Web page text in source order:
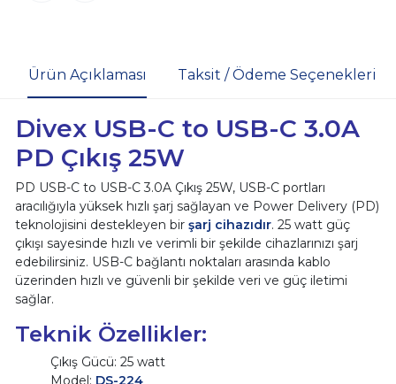
Ürün Açıklaması Taksit / Ödeme Seçenekleri
Divex USB-C to USB-C 3.0A
PD Çıkış 25W
PD USB-C to USB-C 3.0A Çıkış 25W, USB-C portları
aracılığıyla yüksek hızlı şarj sağlayan ve Power Delivery (PD)
teknolojisini destekleyen bir şarj cihazıdır. 25 watt güç
çıkışı sayesinde hızlı ve verimli bir şekilde cihazlarınızı şarj
edebilirsiniz. USB-C bağlantı noktaları arasında kablo
üzerinden hızlı ve güvenli bir şekilde veri ve güç iletimi
sağlar.
Teknik Özellikler:
Çıkış Gücü: 25 watt
Model: DS-224